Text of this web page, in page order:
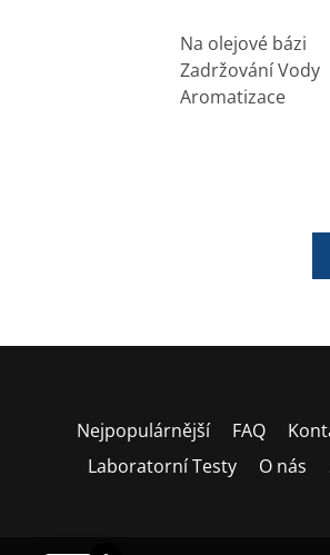
Na olejové bázi
Zadržování Vody
Aromatizace
Nejpopulárnější FAQ
Laboratorní Testy
O nás